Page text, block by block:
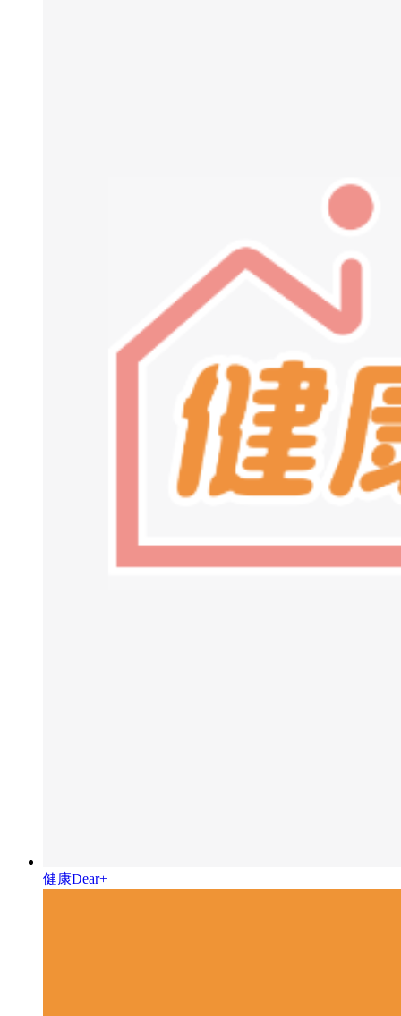
健康Dear+